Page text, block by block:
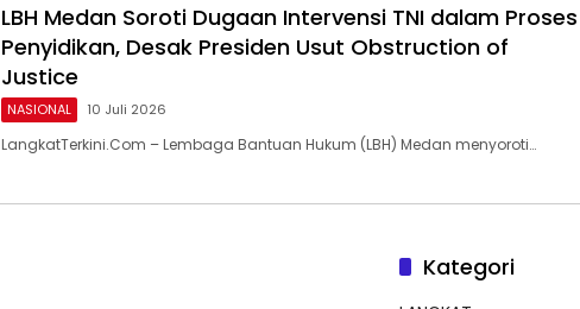
LBH Medan Soroti Dugaan Intervensi TNI dalam Proses
Penyidikan, Desak Presiden Usut Obstruction of
Justice
NASIONAL 10 Juli 2026
LangkatTerkini.Com – Lembaga Bantuan Hukum (LBH) Medan menyoroti…
Kategori